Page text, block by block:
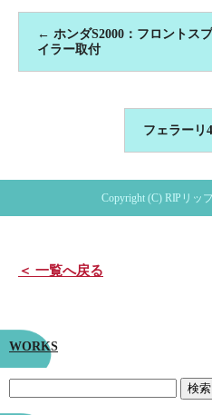
← ホンダS2000：フロントス
イラー取付
フェラーリ
Copyright (C) RIPリッ
＜ 一覧へ戻る
WORKS